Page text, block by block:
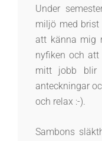
Under
miljö med
att känna mig
nyfiken och
mitt jobb blir
anteckningar
och relax :-).
Sambons